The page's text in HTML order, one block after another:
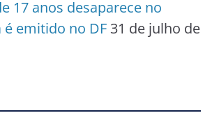
17 anos desaparece no
é emitido no DF 31 de julho de